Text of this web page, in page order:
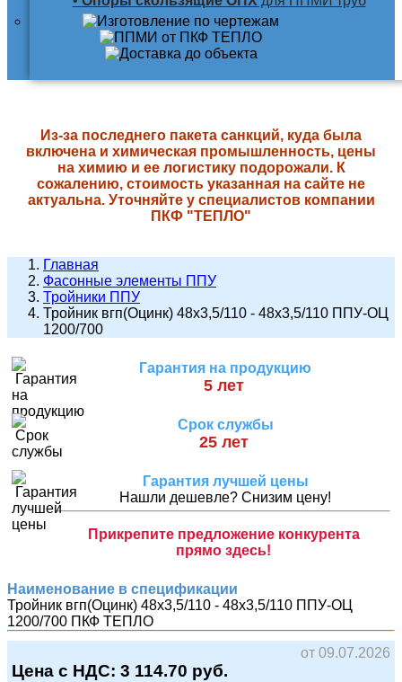
Из-за последнего пакета санкций, куда была
включена и химическая промышленность, цены
на химию и ее логистику подорожали. К
сожалению, стоимость указанная на сайте не
актуальна. Уточняйте у специалистов компании
ПКФ "ТЕПЛО"
Главная
Фасонные элементы ППУ
Тройники ППУ
Тройник вгп(Оцинк) 48х3,5/110 - 48х3,5/110 ППУ-ОЦ
1200/700
Гарантия на продукцию
5 лет
Срок службы
25 лет
Гарантия лучшей цены
Нашли дешевле? Снизим цену!
Прикрепите предложение конкурента
прямо здесь!
Наименование в спецификации
Тройник вгп(Оцинк) 48х3,5/110 - 48х3,5/110 ППУ-ОЦ
1200/700 ПКФ ТЕПЛО
от 09.07.2026
Цена с НДС: 3 114.70 руб.